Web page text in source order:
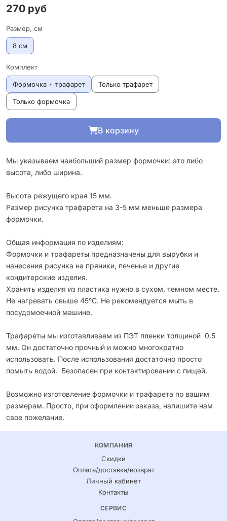
270 руб
Размер, см
8 см
Комплект
Формочка + трафарет Только трафарет
Только формочка
В корзину
Мы указываем наибольший размер формочки: это либо
высота, либо ширина.
Высота режущего края 15 мм.
Размер рисунка трафарета на 3-5 мм меньше размера
формочки.
Общая информация по изделиям:
Формочки и трафареты предназначены для вырубки и
нанесения рисунка на пряники, печенье и другие
кондитерские изделия.
Хранить изделия из пластика нужно в сухом, темном месте.
Не нагревать свыше 45°С. Не рекомендуется мыть в
посудомоечной машине.
Трафареты мы изготавливаем из ПЭТ пленки толщиной 0.5
мм. Он достаточно прочный и можно многократно
использовать. После использования достаточно просто
помыть водой. Безопасен при контактировании с пищей.
Возможно изготовление формочки и трафарета по вашим
размерам. Просто, при оформлении заказа, напишите нам
свое пожелание.
КОМПАНИЯ
Скидки
Оплата/доставка/возврат
Личный кабинет
Контакты
СЕРВИС